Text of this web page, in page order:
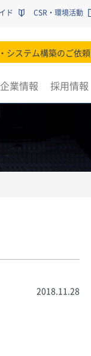
ド CSR・環境活動
システム構築のご依頼
企業情報 採用情報
2018.11.28